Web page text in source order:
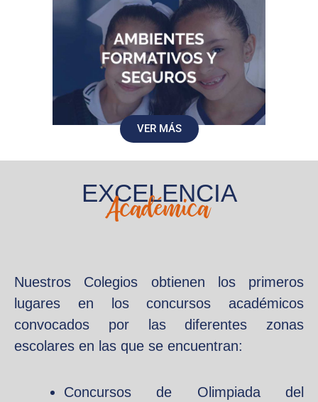
VER MÁS
EXCELENCIA
Académica
Nuestros Colegios obtienen los primeros
lugares en los concursos académicos
convocados por las diferentes zonas
escolares en las que se encuentran:
Concursos de Olimpiada del